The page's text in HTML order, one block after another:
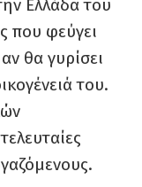
Ελλάδα του
που φεύγει
θα γυρίσει
του.